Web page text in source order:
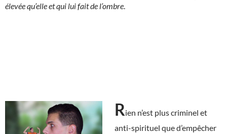
élevée qu’elle et qui lui fait de l’ombre
Rien n’est plus criminel et
anti-spirituel que d’empêcher